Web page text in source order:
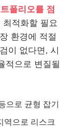
폴리오를 점
적화할 필요
환경에 적절
이 없다면, 시
적으로 변질될
으로 균형 잡기
역으로 리스크